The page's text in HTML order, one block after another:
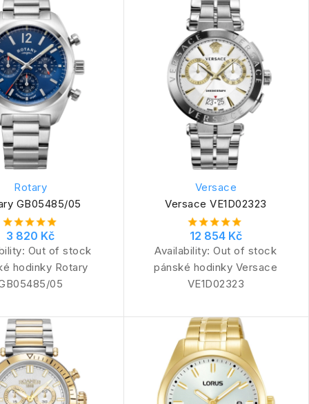
Rotary
GB05485/05
3 820 Kč
Out of stock
hodinky Rotary
05
Versace
Versace VE1D02323
12 854 Kč
Availability:Out of stock
pánské hodinky Versace
VE1D02323